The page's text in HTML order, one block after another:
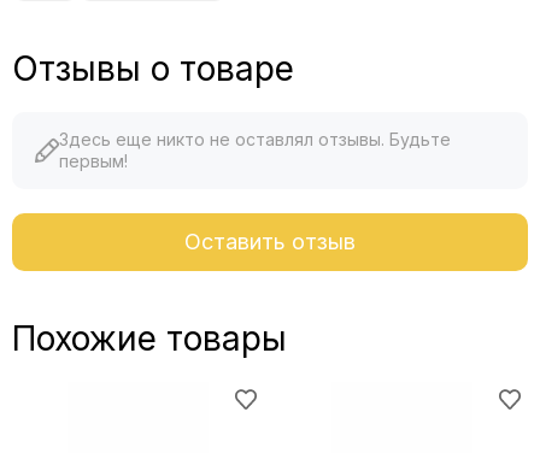
Отзывы о товаре
Здесь еще никто не оставлял отзывы. Будьте
первым!
Оставить отзыв
Похожие товары